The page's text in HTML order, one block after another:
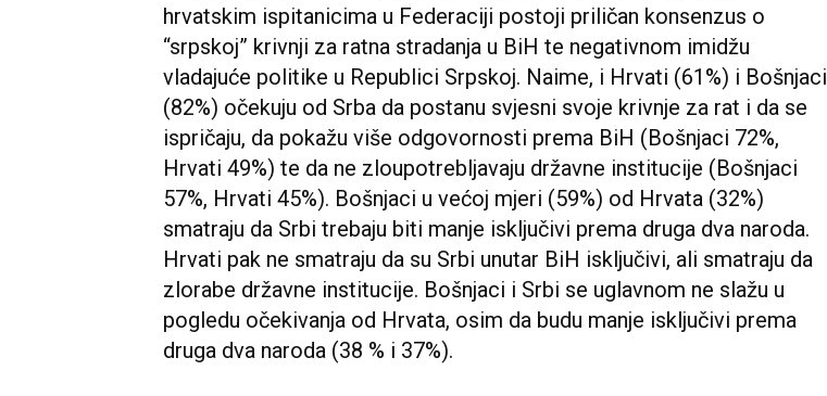
hrvatskim ispitanicima u Federaciji postoji priličan konsenzus o
“srpskoj” krivnji za ratna stradanja u BiH te negativnom imidžu
vladajuće politike u Republici Srpskoj. Naime, i Hrvati (61%) i Bošnjaci
(82%) očekuju od Srba da postanu svjesni svoje krivnje za rat i da se
ispričaju, da pokažu više odgovornosti prema BiH (Bošnjaci 72%,
Hrvati 49%) te da ne zloupotrebljavaju državne institucije (Bošnjaci
57%, Hrvati 45%). Bošnjaci u većoj mjeri (59%) od Hrvata (32%)
smatraju da Srbi trebaju biti manje isključivi prema druga dva naroda.
Hrvati pak ne smatraju da su Srbi unutar BiH isključivi, ali smatraju da
zlorabe državne institucije. Bošnjaci i Srbi se uglavnom ne slažu u
pogledu očekivanja od Hrvata, osim da budu manje isključivi prema
druga dva naroda (38 % i 37%).